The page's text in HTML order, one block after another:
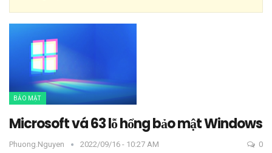
BẢO MẬT
Microsoft vá 63 lỗ hổng bảo mật Windows
Phuong.nguyen 2022/09/16 - 10:27 AM 0